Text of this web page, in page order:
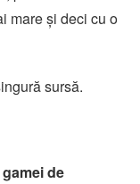
mare și deci cu o
sursă.
de